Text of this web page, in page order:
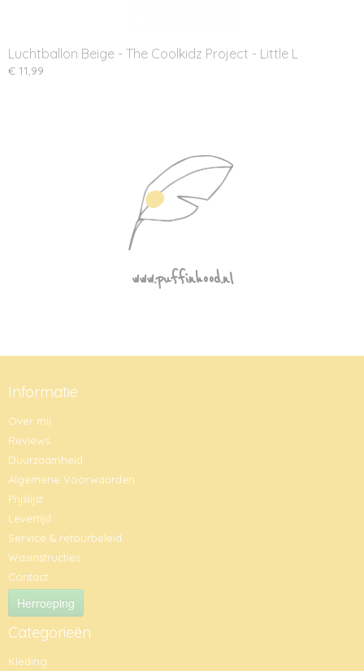
Luchtballon Beige - The Coolkidz Project - Little L
€ 11,99
www.puffinhood.nl
Informatie
Over mij
Reviews
Duurzaamheid
Algemene Voorwaarden
Prijslijst
Levertijd
Service & retourbeleid
Wasinstructies
Contact
Herroeping
Categorieën
Kleding